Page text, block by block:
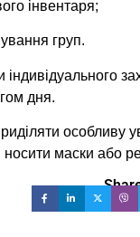
інвентаря;
груп.
дня.
особливу
маски або